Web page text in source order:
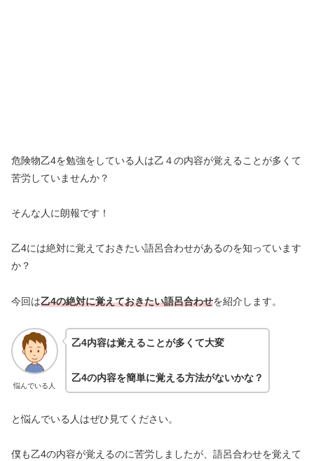
危険物乙4を勉強をしている人は乙４の内容が覚えることが多くて
苦労していませんか？
そんな人に朗報です！
乙4には絶対に覚えておきたい語呂合わせがあるのを知っています
か？
今回は乙4の絶対に覚えておきたい語呂合わせを紹介します。
悩んでいる人
乙4内容は覚えることが多くて大変
乙4の内容を簡単に覚える方法がないかな？
と悩んでいる人はぜひ見てください。
僕も乙4の内容が覚えるのに苦労しましたが、語呂合わせを覚えて